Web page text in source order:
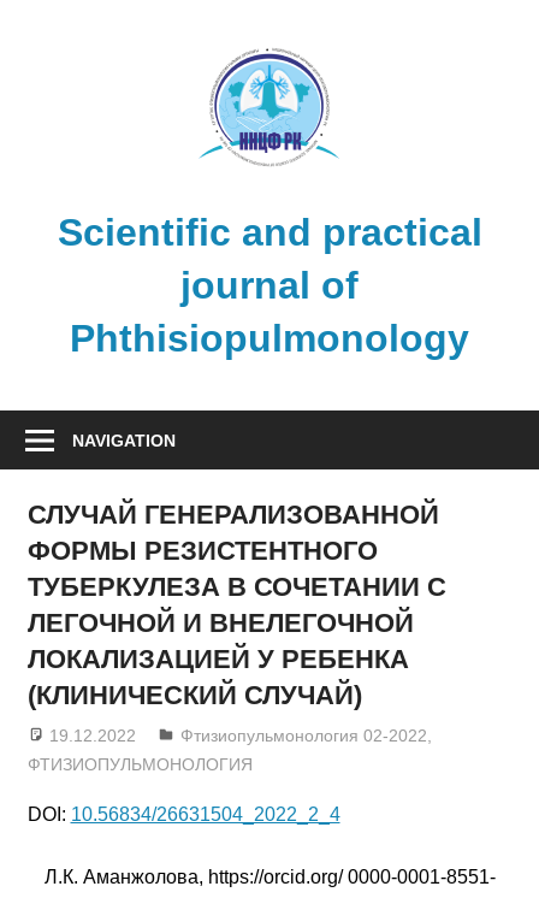
Scientific and practical
journal of
Phthisiopulmonology
NAVIGATION
СЛУЧАЙ ГЕНЕРАЛИЗОВАННОЙ
ФОРМЫ РЕЗИСТЕНТНОГО
ТУБЕРКУЛЕЗА В СОЧЕТАНИИ С
ЛЕГОЧНОЙ И ВНЕЛЕГОЧНОЙ
ЛОКАЛИЗАЦИЕЙ У РЕБЕНКА
(КЛИНИЧЕСКИЙ СЛУЧАЙ)
19.12.2022 admin
Фтизиопульмонология 02-2022
ФТИЗИОПУЛЬМОНОЛОГИЯ
DOI: 10.56834/26631504_2022_2_4
Л.К. Аманжолова, https://orcid.org/ 0000-0001-8551-